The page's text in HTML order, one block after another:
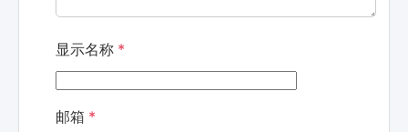
显示名称 *
邮箱 *